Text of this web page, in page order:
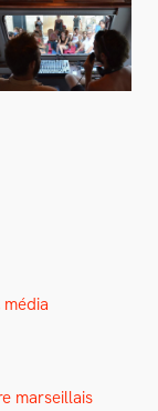
mar­seil­lais